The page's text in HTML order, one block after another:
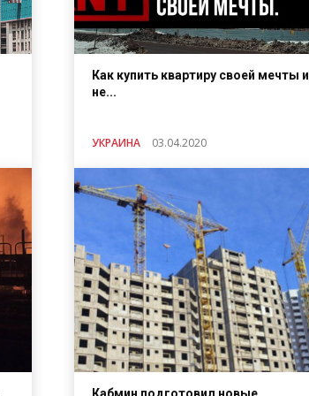
Как купить квартиру своей мечты и
не...
УКРАИНА 03.04.2020
Кабмин подготовил новые